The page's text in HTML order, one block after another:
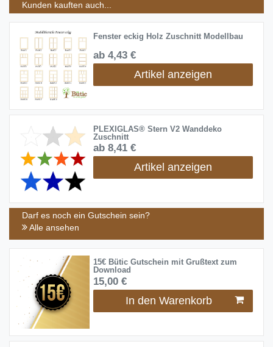
Kunden kauften auch...
Fenster eckig Holz Zuschnitt Modellbau
ab 4,43 €
Artikel anzeigen
PLEXIGLAS® Stern V2 Wanddeko
Zuschnitt
ab 8,41 €
Artikel anzeigen
Darf es noch ein Gutschein sein?
Alle ansehen
15€ Bütic Gutschein mit Grußtext zum
Download
15,00 €
In den Warenkorb